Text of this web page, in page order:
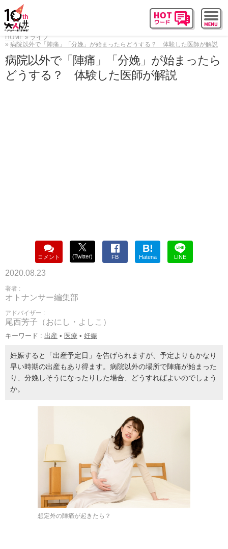
HOME
ライフ
病院以外で「陣痛」「分娩」が始まったらどうする？ 体験した医師が解説
病院以外で「陣痛」「分娩」が始まったら
どうする？ 体験した医師が解説
コメント (Twitter) FB
B!
Hatena LINE
2020.08.23
著者 :
オトナンサー編集部
アドバイザー :
尾西芳子（おにし・よしこ）
キーワード : 出産 • 医療 • 妊娠
妊娠すると「出産予定日」を告げられますが、予定よりもかなり
早い時期の出産もあり得ます。病院以外の場所で陣痛が始まった
り、分娩しそうになったりした場合、どうすればよいのでしょう
か。
想定外の陣痛が起きたら？